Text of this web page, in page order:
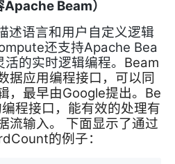
Apache Beam）
述语言和用户自定义逻辑
还支持Apache Bea
的实时逻辑编程。 Beam
据应用编程接口，可以同
，最早由Google提出。 Be
程接口，能有效的处理有
流输入。
下面显示了通过
的例子：